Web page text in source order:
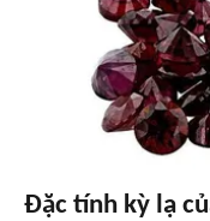
Đặc tính kỳ lạ